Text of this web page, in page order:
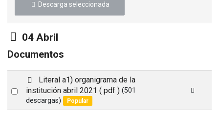
Descarga seleccionada
Carpeta
04 Abril
Documentos
Select
p
d
f
Literal a1) organigrama de la
institución abril 2021 ( pdf ) (501
descargas)
Popular